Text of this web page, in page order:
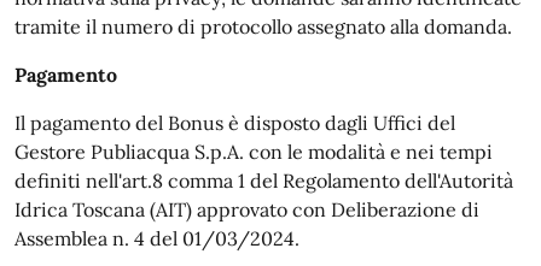
tramite il numero di protocollo assegnato alla domanda.
Pagamento
Il pagamento del Bonus è disposto dagli Uffici del
Gestore Publiacqua S.p.A. con le modalità e nei tempi
definiti nell'art.8 comma 1 del Regolamento dell'Autorità
Idrica Toscana (AIT) approvato con Deliberazione di
Assemblea n. 4 del 01/03/2024.